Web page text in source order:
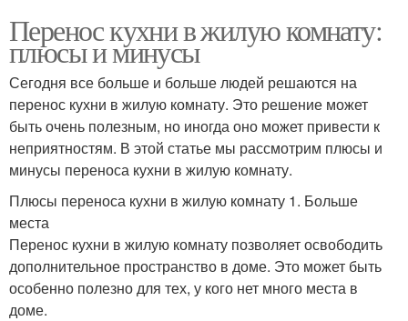
Перенос кухни в жилую комнату:
плюсы и минусы
Сегодня все больше и больше людей решаются на
перенос кухни в жилую комнату. Это решение может
быть очень полезным, но иногда оно может привести к
неприятностям. В этой статье мы рассмотрим плюсы и
минусы переноса кухни в жилую комнату.
Плюсы переноса кухни в жилую комнату 1. Больше
места
Перенос кухни в жилую комнату позволяет освободить
дополнительное пространство в доме. Это может быть
особенно полезно для тех, у кого нет много места в
доме.